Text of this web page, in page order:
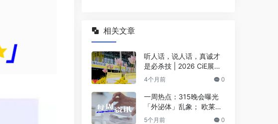
相关文章
听人话，说人话，真诚才
是必杀技 | 2026 CiE展会
观察
4个月前 0
一周热点：315晚会曝光
「外泌体」乱象； 欧莱雅
计划收购Innovist；京东进
5个月前 0